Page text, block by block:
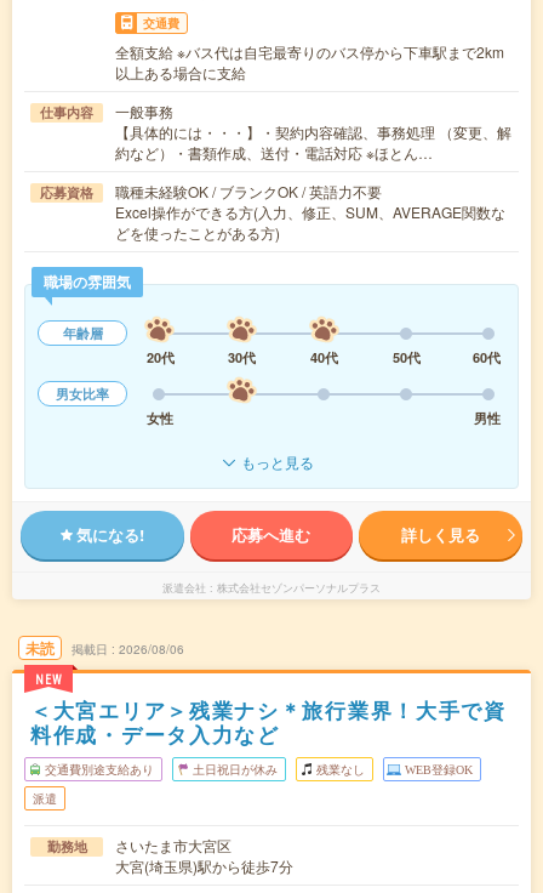
交通費
全額支給 ※バス代は自宅最寄りのバス停から下車駅まで2km
以上ある場合に支給
仕事内容
一般事務
【具体的には・・・】・契約内容確認、事務処理 （変更、解
約など）・書類作成、送付・電話対応 ※ほとん…
応募資格
職種未経験OK / ブランクOK / 英語力不要
Excel操作ができる方(入力、修正、SUM、AVERAGE関数な
どを使ったことがある方)
職場の雰囲気
年齢層
20代
30代 40代 50代
60代
男女比率
女性
男性
もっと見る
気になる! 応募へ進む 詳しく見る
派遣会社 株式会社セゾンパーソナルプラス
未読
NEW
掲載日 2026/08/06
＜大宮エリア＞残業ナシ＊旅行業界！大手で資
料作成・データ入力など
交通費別途支給あり 土日祝日が休み 残業なし WEB登録OK
派遣
勤務地
さいたま市大宮区
大宮(埼玉県)駅から徒歩7分